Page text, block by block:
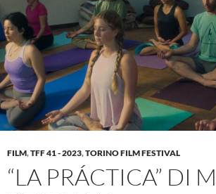
FILM,TFF 41 - 2023,TORINO FILM FESTIVAL
“LA PRÁCTICA” DI